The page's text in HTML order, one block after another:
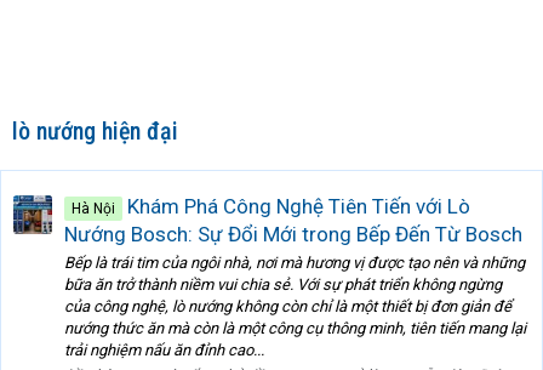
lò nướng hiện đại
Hà Nội
Khám Phá Công Nghệ Tiên Tiến với Lò
Nướng Bosch: Sự Đổi Mới trong Bếp Đến Từ Bosch
Bếp là trái tim của ngôi nhà, nơi mà hương vị được tạo nên và những
bữa ăn trở thành niềm vui chia sẻ. Với sự phát triển không ngừng
của công nghệ, lò nướng không còn chỉ là một thiết bị đơn giản để
nướng thức ăn mà còn là một công cụ thông minh, tiên tiến mang lại
trải nghiệm nấu ăn đỉnh cao...